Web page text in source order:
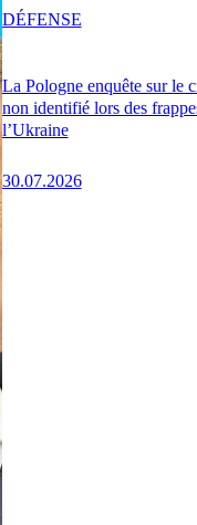
La Pologne enquête sur le
non identifié lors des
l’Ukraine
30.07.2026
DÉFENSE